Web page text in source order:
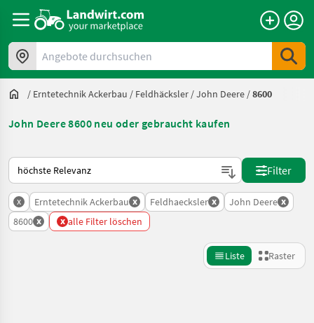
Angebote durchsuchen
/ Erntetechnik Ackerbau / Feldhäcksler /John Deere /8600
John Deere 8600 neu oder gebraucht kaufen
So wird auf Landwirt.com sortiert
Filter
x Erntetechnik Ackerbau x Feldhaecksler x John Deere x
8600 x x alle Filter löschen
Liste Raster